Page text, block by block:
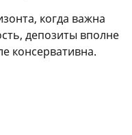
когда важна
депозиты вполне
консервативна.